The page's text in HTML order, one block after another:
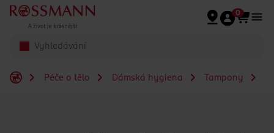
Přeskočit na hlavmní obsah
0
Péče o tělo Dámská hygiena Tampony